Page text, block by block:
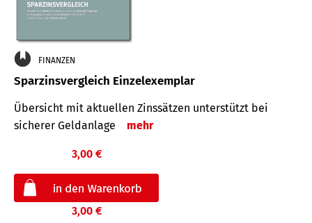
FINANZEN
Sparzinsvergleich Einzelexemplar
Übersicht mit aktuellen Zinssätzen unterstützt bei
sicherer Geldanlage
mehr
3,00 €
3,00 €